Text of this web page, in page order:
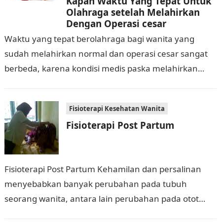
Olahraga setelah Melahirkan
Dengan Operasi cesar
Waktu yang tepat berolahraga bagi wanita yang
sudah melahirkan normal dan operasi cesar sangat
berbeda, karena kondisi medis paska melahirkan
Fisioterapi Kesehatan Wanita
Fisioterapi Post Partum
Fisioterapi Post Partum Kehamilan dan persalinan
menyebabkan banyak perubahan pada tubuh
seorang wanita, antara lain perubahan pada otot